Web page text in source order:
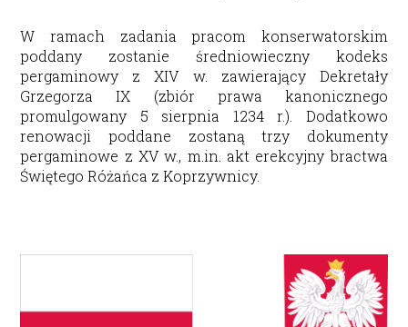
W ramach zadania pracom konserwatorskim
poddany zostanie średniowieczny kodeks
pergaminowy z XIV w. zawierający Dekretały
Grzegorza IX (zbiór prawa kanonicznego
promulgowany 5 sierpnia 1234 r.). Dodatkowo
renowacji poddane zostaną trzy dokumenty
pergaminowe z XV w., m.in. akt erekcyjny bractwa
Świętego Różańca z Koprzywnicy.